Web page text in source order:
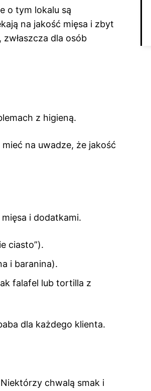
o tym lokalu są
na jakość mięsa i zbyt
dla osób
z higieną.
na uwadze, że jakość
i dodatkami.
ciasto”).
i baranina).
falafel lub tortilla z
dla każdego klienta.
chwalą smak i